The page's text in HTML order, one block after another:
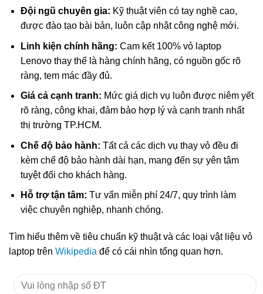
Đội ngũ chuyên gia: Kỹ thuật viên có tay nghề cao,
được đào tạo bài bản, luôn cập nhật công nghệ mới.
Linh kiện chính hãng: Cam kết 100% vỏ laptop
Lenovo thay thế là hàng chính hãng, có nguồn gốc rõ
ràng, tem mác đầy đủ.
Giá cả cạnh tranh: Mức giá dịch vụ luôn được niêm yết
rõ ràng, công khai, đảm bảo hợp lý và cạnh tranh nhất
thị trường TP.HCM.
Chế độ bảo hành: Tất cả các dịch vụ thay vỏ đều đi
kèm chế độ bảo hành dài hạn, mang đến sự yên tâm
tuyệt đối cho khách hàng.
Hỗ trợ tận tâm: Tư vấn miễn phí 24/7, quy trình làm
việc chuyên nghiệp, nhanh chóng.
Tìm hiểu thêm về tiêu chuẩn kỹ thuật và các loại vật liệu vỏ
laptop trên Wikipedia để có cái nhìn tổng quan hơn.